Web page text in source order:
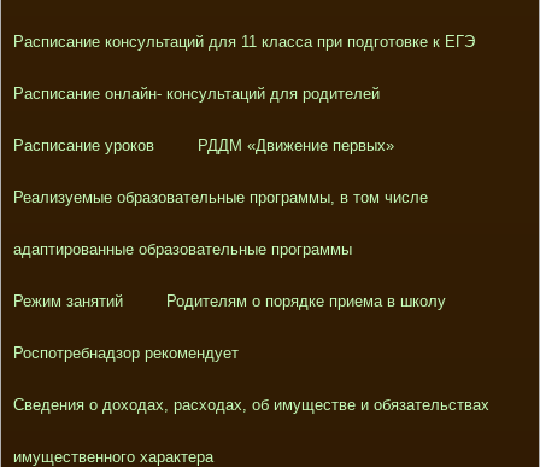
Расписание консультаций для 11 класса при подготовке к ЕГЭ
Расписание онлайн- консультаций для родителей
Расписание уроков РДДМ «Движение первых»
Реализуемые образовательные программы, в том числе
адаптированные образовательные программы
Режим занятий Родителям о порядке приема в школу
Роспотребнадзор рекомендует
Сведения о доходах, расходах, об имуществе и обязательствах
имущественного характера